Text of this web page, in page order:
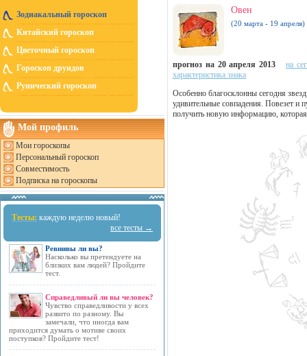
Зодиакальный гороскоп
Китайский гороскоп
Цветочный гороскоп
Гороскоп друидов
Рунический гороскоп
Мой профиль
Мои гороскопы
Персональный гороскоп
Совместимость
Подписка на гороскопы
Тесты: каждую неделю новый!
все тесты →
Ревнивы ли вы?
Насколько вы претендуете на
близких вам людей? Пройдите
тест.
Справедливый ли вы человек?
Чувство справедливости у всех
развито по разному. Вы
замечали, что иногда вам
приходится думать о мотиве своих
поступков? Пройдите тест!
Овен
(20 марта - 19 апреля)
прогноз на 20 апреля 2013
на
характеристика знака
Особенно благосклонны сегодня
удивительные совпадения. Повезет и
получить новую информацию, которая